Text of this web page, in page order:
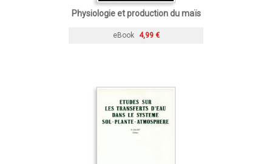
Physiologie et production du maïs
eBook 4,99 €